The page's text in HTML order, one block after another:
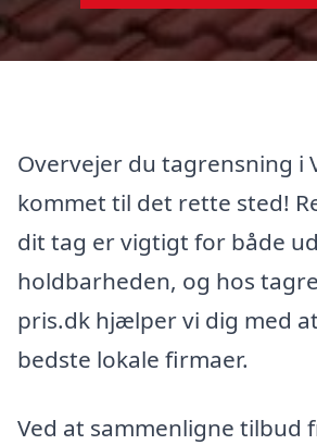
Overvejer du tagrensning i
kommet til det rette sted!
dit tag er vigtigt for både
holdbarheden, og hos
pris.dk hjælper vi dig med
bedste lokale firmaer.
Ved at sammenligne tilbud